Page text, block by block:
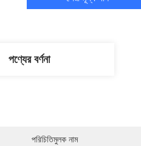
পণ্যের বর্ণনা
পরিচিতিমুলক নাম